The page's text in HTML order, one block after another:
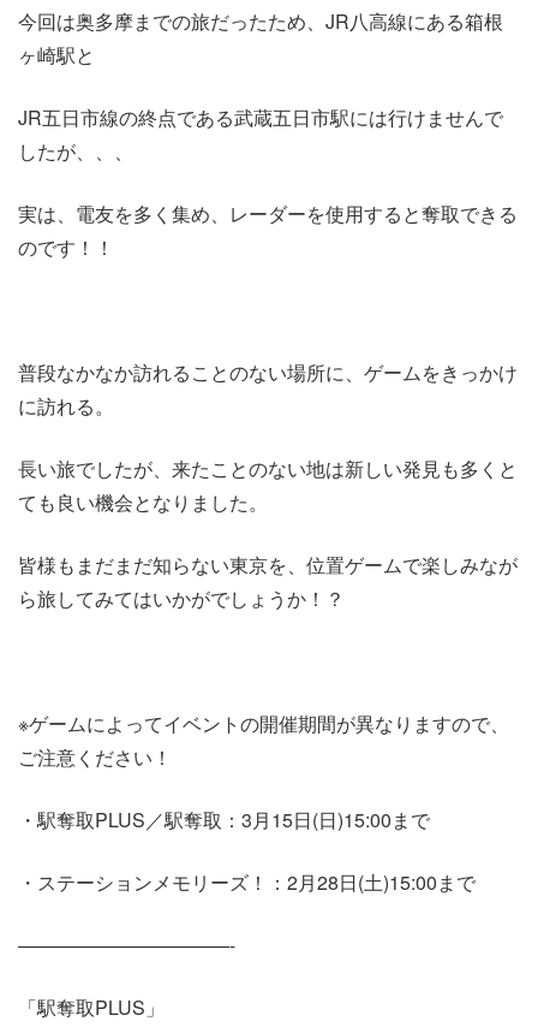
今回は奥多摩までの旅だったため、JR八高線にある箱根
ヶ崎駅と
JR五日市線の終点である武蔵五日市駅には行けませんで
したが、、、
実は、電友を多く集め、レーダーを使用すると奪取できる
のです！！
普段なかなか訪れることのない場所に、ゲームをきっかけ
に訪れる。
長い旅でしたが、来たことのない地は新しい発見も多くと
ても良い機会となりました。
皆様もまだまだ知らない東京を、位置ゲームで楽しみなが
ら旅してみてはいかがでしょうか！？
※ゲームによってイベントの開催期間が異なりますので、
ご注意ください！
・駅奪取PLUS／駅奪取：3月15日(日)15:00まで
・ステーションメモリーズ！：2月28日(土)15:00まで
———————————-
「駅奪取PLUS」